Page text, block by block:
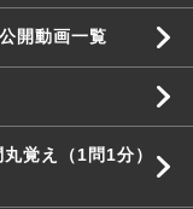
開動画一覧
覚え（1問1分）